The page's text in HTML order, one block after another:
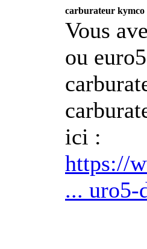
carburateur kymco
Vous
ou
ici :
https://
...